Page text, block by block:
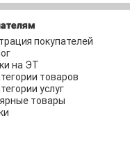
покупателей
на ЭТ
товаров
услуг
товары